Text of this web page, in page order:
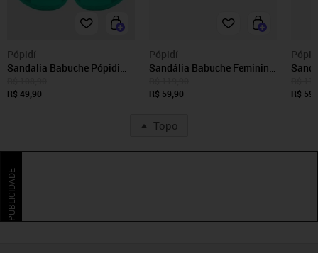
Pópidí
Sandalia Babuche Pópidi
Verde
R$ 49,90
Pópidí
Sandália Babuche Feminina
Lilás
R$ 59,90
Rosa
R$
Topo
PUBLICIDADE